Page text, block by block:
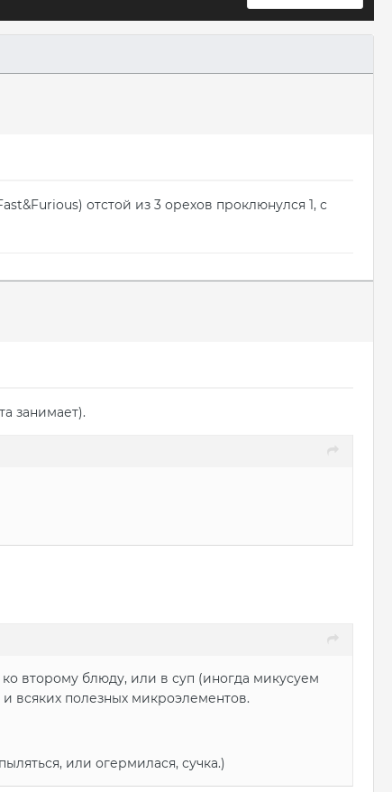
отстой из 3 орехов проклюнулся 1, с
занимает).
второму блюду, или в суп (иногда микусуем
всяких полезных микроэлементов.
или огермилася, сучка.)